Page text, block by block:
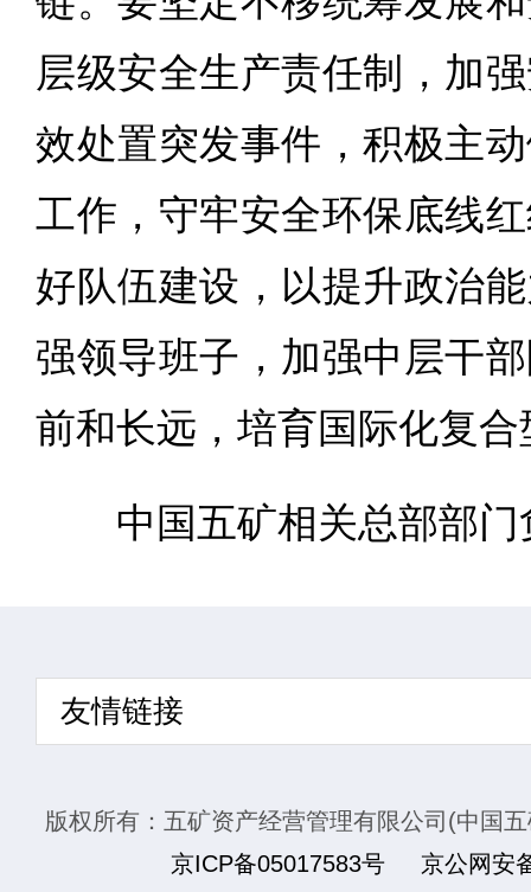
层级安全生产责任制，加
效处置突发事件，积极主
工作，守牢安全环保底线
好队伍建设，以提升政治
强领导班子，加强中层干
前和长远，培育国际化复
中国五矿相关总部部
友情链接
版权所有：五矿资产经营管理有限公司(中国
京ICP备05017583号
京公网安